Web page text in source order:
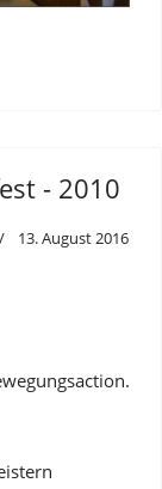
- 2010
13. August 2016